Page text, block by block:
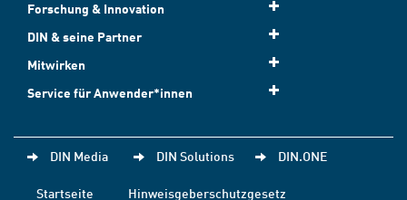
Forschung & Innovation
DIN & seine Partner
Mitwirken
Service für Anwender*innen
DIN Media DIN Solutions DIN.ONE
Startseite
Hinweisgeberschutzgesetz